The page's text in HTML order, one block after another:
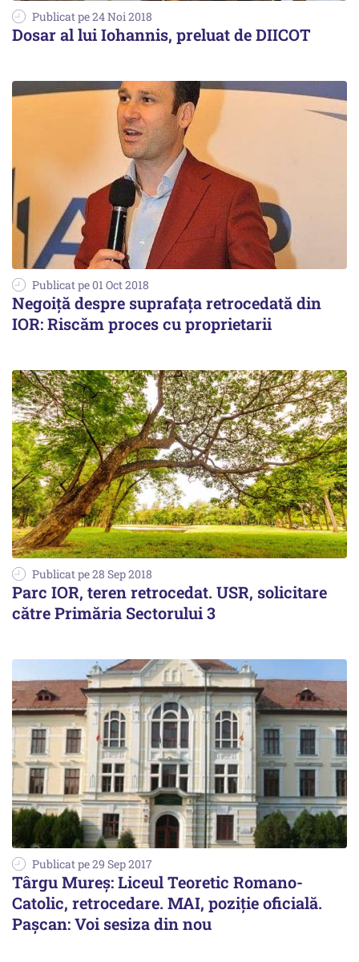
Publicat pe 24 Noi 2018
Dosar al lui Iohannis, preluat de DIICOT
Publicat pe 01 Oct 2018
Negoiță despre suprafața retrocedată din
IOR: Riscăm proces cu proprietarii
Publicat pe 28 Sep 2018
Parc IOR, teren retrocedat. USR, solicitare
către Primăria Sectorului 3
Publicat pe 29 Sep 2017
Târgu Mureș: Liceul Teoretic Romano-
Catolic, retrocedare. MAI, poziție oficială.
Pașcan: Voi sesiza din nou